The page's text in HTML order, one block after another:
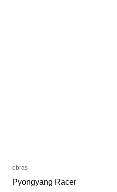
obras
Pyongyang Racer
obras
Pyongyang Racer